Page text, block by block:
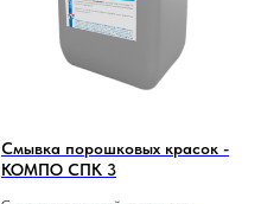
Смывка порошковых красок -
КОМПО СПК 3